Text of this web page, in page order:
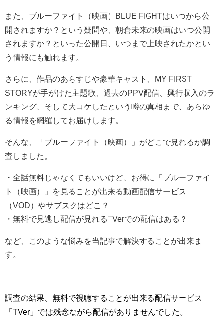
また、ブルーファイト（映画）BLUE FIGHTはいつから公
開されますか？という疑問や、朝倉未来の映画はいつ公開
されますか？といった公開日、いつまで上映されたかとい
う情報にも触れます。
さらに、作品のあらすじや豪華キャスト、MY FIRST
STORYが手がけた主題歌、過去のPPV配信、興行収入のラ
ンキング、そして大コケしたという噂の真相まで、あらゆ
る情報を網羅してお届けします。
そんな、「ブルーファイト（映画）」がどこで見れるか調
査しました。
・全話無料じゃなくてもいいけど、お得に「ブルーファイ
ト（映画）」を見ることが出来る動画配信サービス
（VOD）やサブスクはどこ？
・無料で見逃し配信が見れるTVerでの配信はある？
など、このような悩みを当記事で解決することが出来ま
す。
調査の結果、 無料で視聴することが出来る配信サービス
「TVer」では残念ながら配信がありませんでした。